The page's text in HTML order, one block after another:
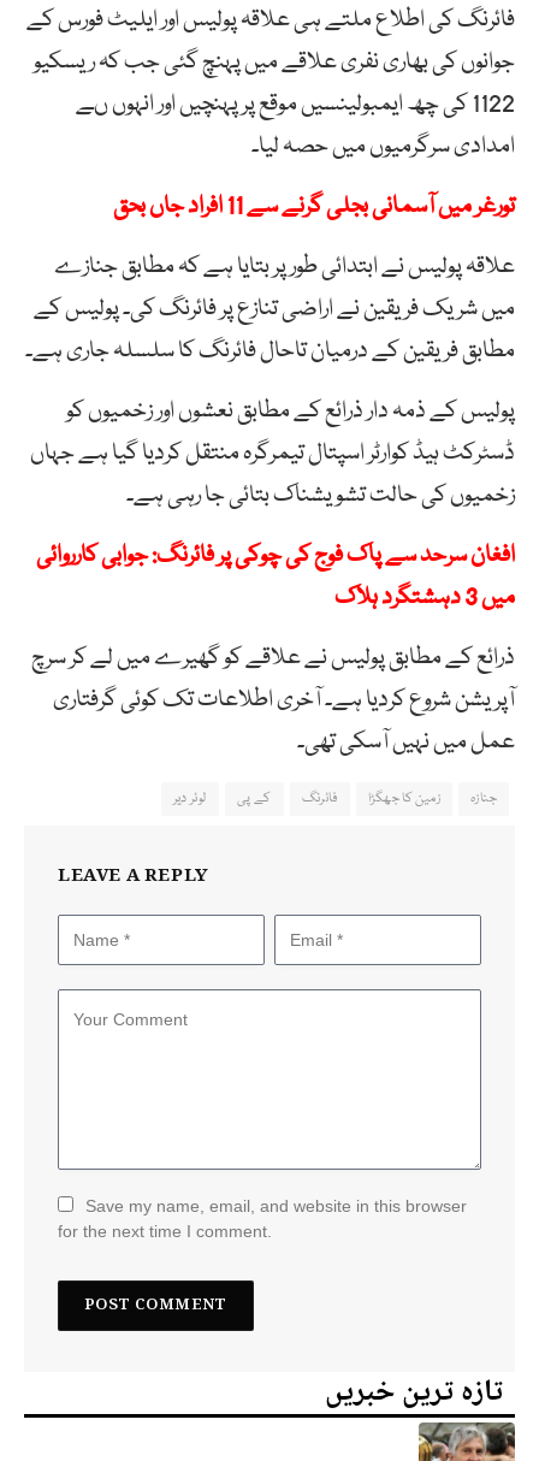
فائرنگ کی اطلاع ملتے ہی علاقہ پولیس اور ایلیٹ فورس کے
جوانوں کی بھاری نفری علاقے میں پہنچ گئی جب کہ ریسکیو
1122 کی چھ ایمبولینسیں موقع پر پہنچیں اور انہوں ںے
امدادی سرگرمیوں میں حصہ لیا۔
تورغر میں آسمانی بجلی گرنے سے 11 افراد جاں بحق
علاقہ پولیس نے ابتدائی طور پر بتایا ہے کہ مطابق جنازے
میں شریک فریقین نے اراضی تنازع پر فائرنگ کی۔ پولیس کے
مطابق فریقین کے درمیان تاحال فائرنگ کا سلسلہ جاری ہے۔
پولیس کے ذمہ دار ذرائع کے مطابق نعشوں اور زخمیوں کو
ڈسٹرکٹ ہیڈ کوارٹر اسپتال تیمرگرہ منتقل کردیا گیا ہے جہاں
زخمیوں کی حالت تشویشناک بتائی جا رہی ہے۔
افغان سرحد سے پاک فوج کی چوکی پر فائرنگ: جوابی کارروائی
میں 3 دہشتگرد ہلاک
ذرائع کے مطابق پولیس نے علاقے کو گھیرے میں لے کر سرچ
آپریشن شروع کردیا ہے۔ آخری اطلاعات تک کوئی گرفتاری
عمل میں نہیں آسکی تھی۔
جنازہ زمین کا جھگڑا فائرنگ کے پی لوئر دیر
LEAVE A REPLY
Save my name, email, and website in this browser
for the next time I comment.
تازہ ترین خبریں